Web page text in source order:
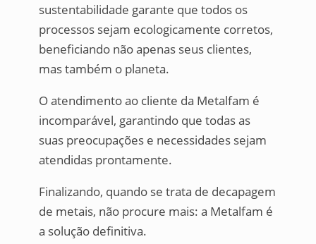
sustentabilidade garante que todos os
processos sejam ecologicamente corretos,
beneficiando não apenas seus clientes,
mas também o planeta.
O atendimento ao cliente da Metalfam é
incomparável, garantindo que todas as
suas preocupações e necessidades sejam
atendidas prontamente.
Finalizando, quando se trata de decapagem
de metais, não procure mais: a Metalfam é
a solução definitiva.